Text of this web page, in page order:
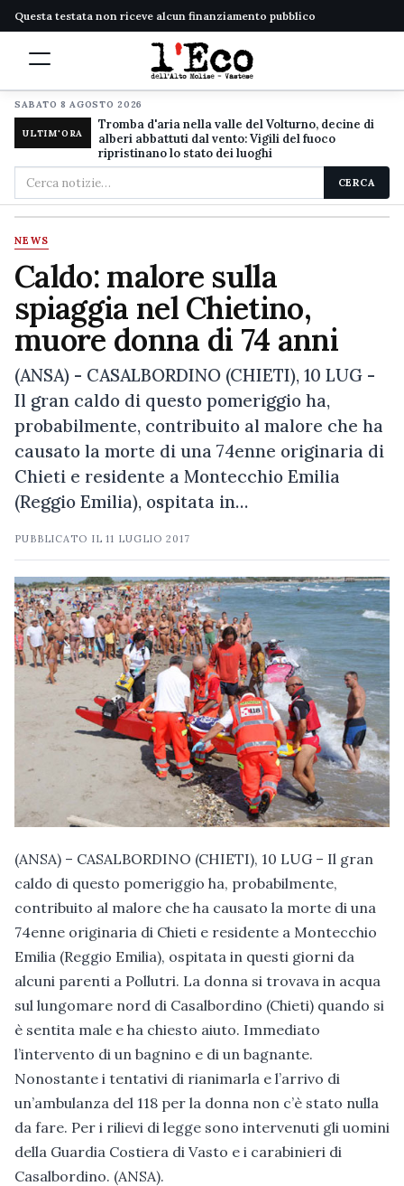
Questa testata non riceve alcun finanziamento pubblico
SABATO 8 AGOSTO 2026
ULTIM'ORA
Tromba d'aria nella valle del Volturno, decine di
alberi abbattuti dal vento: Vigili del fuoco
ripristinano lo stato dei luoghi
Cerca
nel
sito
CERCA
NEWS
Caldo: malore sulla
spiaggia nel Chietino,
muore donna di 74 anni
(ANSA) - CASALBORDINO (CHIETI), 10 LUG -
Il gran caldo di questo pomeriggio ha,
probabilmente, contribuito al malore che ha
causato la morte di una 74enne originaria di
Chieti e residente a Montecchio Emilia
(Reggio Emilia), ospitata in…
PUBBLICATO IL11 LUGLIO 2017
(ANSA) – CASALBORDINO (CHIETI), 10 LUG – Il gran
caldo di questo pomeriggio ha, probabilmente,
contribuito al malore che ha causato la morte di una
74enne originaria di Chieti e residente a Montecchio
Emilia (Reggio Emilia), ospitata in questi giorni da
alcuni parenti a Pollutri. La donna si trovava in acqua
sul lungomare nord di Casalbordino (Chieti) quando si
è sentita male e ha chiesto aiuto. Immediato
l’intervento di un bagnino e di un bagnante.
Nonostante i tentativi di rianimarla e l’arrivo di
un’ambulanza del 118 per la donna non c’è stato nulla
da fare. Per i rilievi di legge sono intervenuti gli uomini
della Guardia Costiera di Vasto e i carabinieri di
Casalbordino. (ANSA).